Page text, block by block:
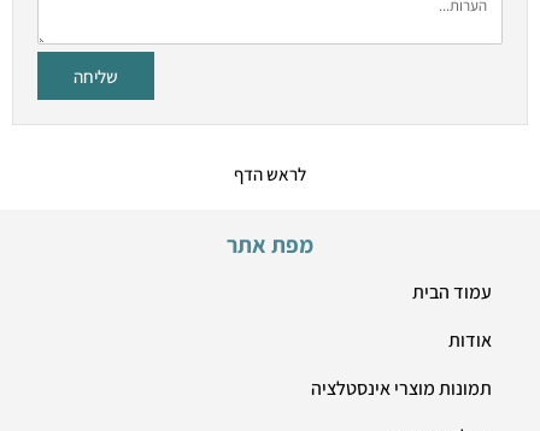
שליחה
לראש הדף
מפת אתר
עמוד הבית
אודות
תמונות מוצרי אינסטלציה